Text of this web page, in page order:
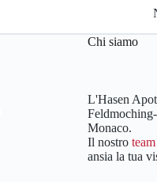
Chi siamo
L'Hasen
Monaco.
Il nostro
ansia la tua